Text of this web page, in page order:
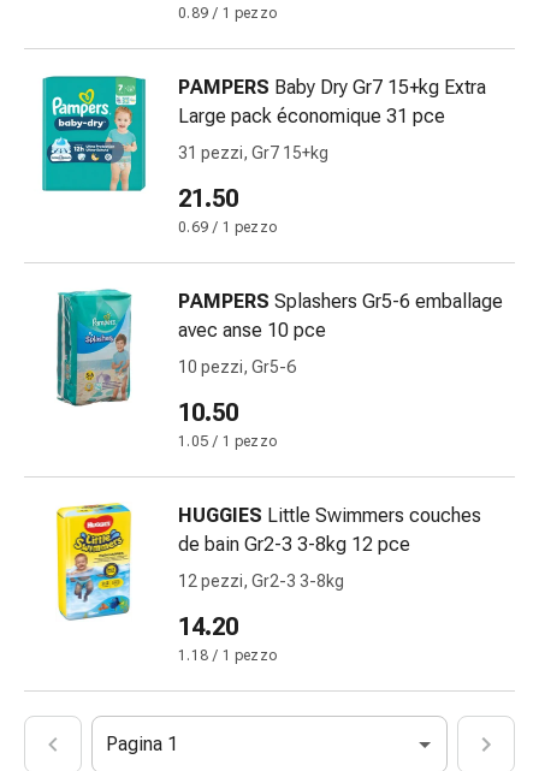
Bach
Gemmoterapia
Omeopatia
Fitoterapia
Schüssler
Prodotti
spagirici
Medicine
antroposofiche
e
prostata
Disturbi
urinari
Prostata
Disturbi
0.89 / 1 pezzo
PAMPERS Baby Dry Gr7 15+kg Extra
Large pack économique 31 pce
31 pezzi, Gr7 15+kg
21.50
0.69 / 1 pezzo
PAMPERS Splashers Gr5-6 emballage
avec anse 10 pce
10 pezzi, Gr5-6
10.50
1.05 / 1 pezzo
HUGGIES Little Swimmers couches
de bain Gr2-3 3-8kg 12 pce
12 pezzi, Gr2-3 3-8kg
14.20
1.18 / 1 pezzo
Pagina 1